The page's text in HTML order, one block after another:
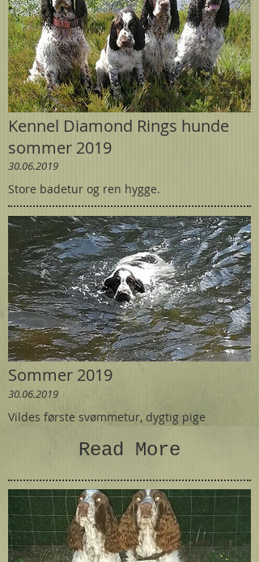
Kennel Diamond Rings hunde
sommer 2019
30.06.2019
Store badetur og ren hygge.
Sommer 2019
30.06.2019
Vildes første svømmetur, dygtig pige
Read More